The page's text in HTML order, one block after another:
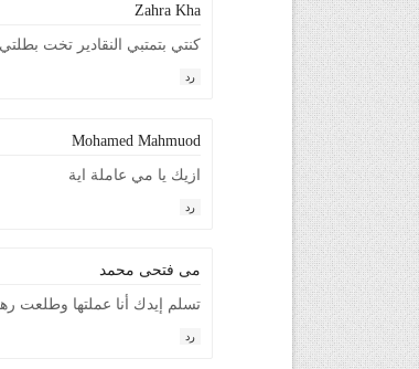
Zahra Kha
كنتي بتمتبي النقادير تخت
رد
Mohamed Mahmuod
ازيك يا مي عاملة اية
رد
مى فتحى محمد
تسلم إيدك أنا عملتها وطلعت
رد